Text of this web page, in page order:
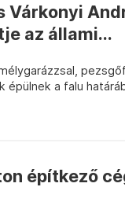
Várkonyi
az állami...
a falu
építkező